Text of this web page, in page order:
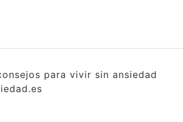
para vivir sin ansiedad